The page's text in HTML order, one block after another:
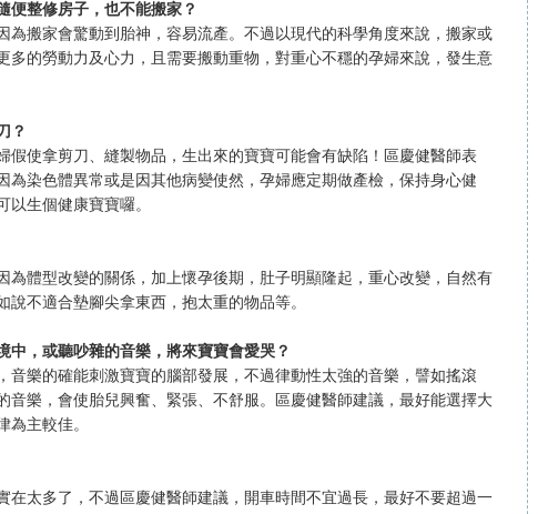
便整修房子，也不能搬家？
為搬家會驚動到胎神，容易流產。不過以現代的科學角度來說，搬家或
多的勞動力及心力，且需要搬動重物，對重心不穩的孕婦來說，發生意
？
假使拿剪刀、縫製物品，生出來的寶寶可能會有缺陷！區慶健醫師表
為染色體異常或是因其他病變使然，孕婦應定期做產檢，保持身心健
以生個健康寶寶囉。
為體型改變的關係，加上懷孕後期，肚子明顯隆起，重心改變，自然有
說不適合墊腳尖拿東西，抱太重的物品等。
中，或聽吵雜的音樂，將來寶寶會愛哭？
音樂的確能刺激寶寶的腦部發展，不過律動性太強的音樂，譬如搖滾
音樂，會使胎兒興奮、緊張、不舒服。區慶健醫師建議，最好能選擇大
為主較佳。
在太多了，不過區慶健醫師建議，開車時間不宜過長，最好不要超過一